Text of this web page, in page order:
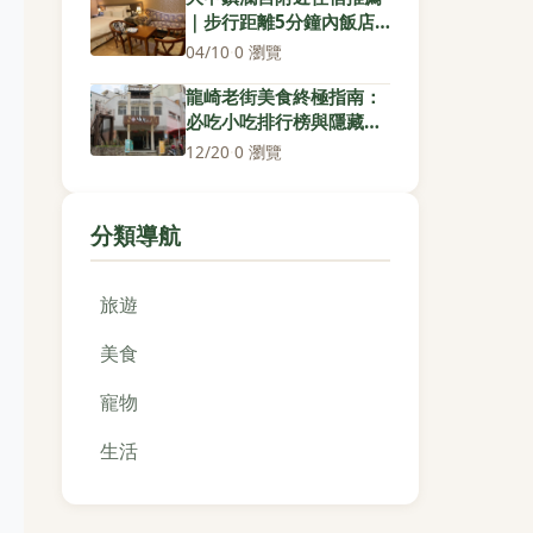
｜步行距離5分鐘內飯店
清單與實用選擇指南
04/10·0 瀏覽
龍崎老街美食終極指南：
必吃小吃排行榜與隱藏美
味全解析
12/20·0 瀏覽
分類導航
旅遊
美食
寵物
生活